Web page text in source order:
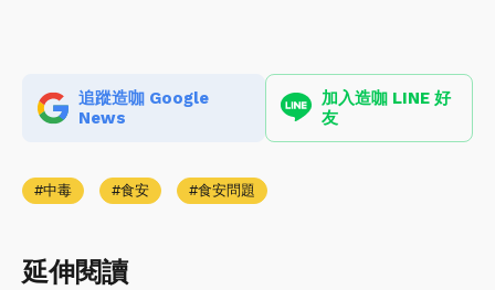
追蹤造咖 Google
News
加入造咖 LINE 好
友
中毒 食安 食安問題
延伸閱讀